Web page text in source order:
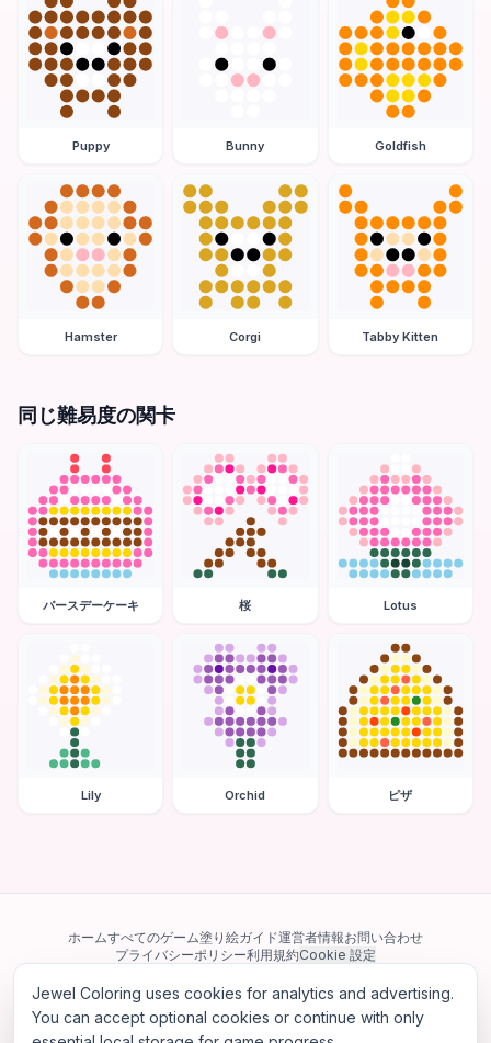
Puppy Bunny Goldfish
Hamster Corgi Tabby Kitten
同じ難易度の関卡
バースデーケーキ 桜 Lotus
Lily Orchid ピザ
ホームすべてのゲーム塗り絵ガイド運営者情報お問い合わせ
プライバシーポリシー利用規約Cookie 設定
当サイトは Google AdSense を含む第三者広告ネットワークを利用してい
ます。一部のサードパーティ Cookie を使用してパーソナライズ広告を配信
する場合があります。
Jewel Coloring uses cookies for analytics and advertising.
You can accept optional cookies or continue with only